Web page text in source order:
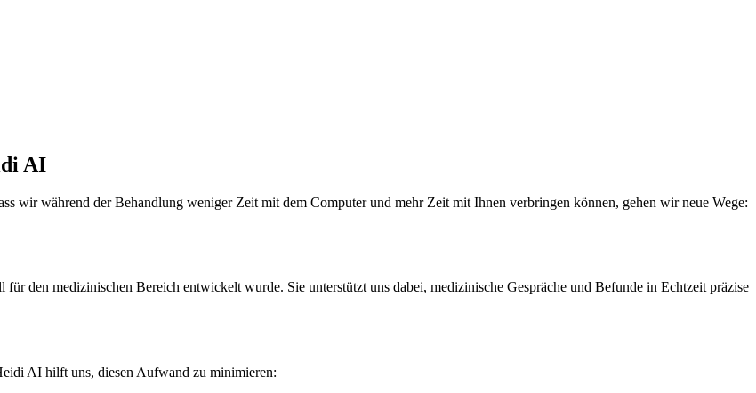
AI
wir während der Behandlung weniger Zeit mit dem Computer und mehr Zeit mit Ihnen verbringen können, gehen wir neue Wege:
den medizinischen Bereich entwickelt wurde. Sie unterstützt uns dabei, medizinische Gespräche und Befunde in Echtzeit präzise
AI hilft uns, diesen Aufwand zu minimieren: